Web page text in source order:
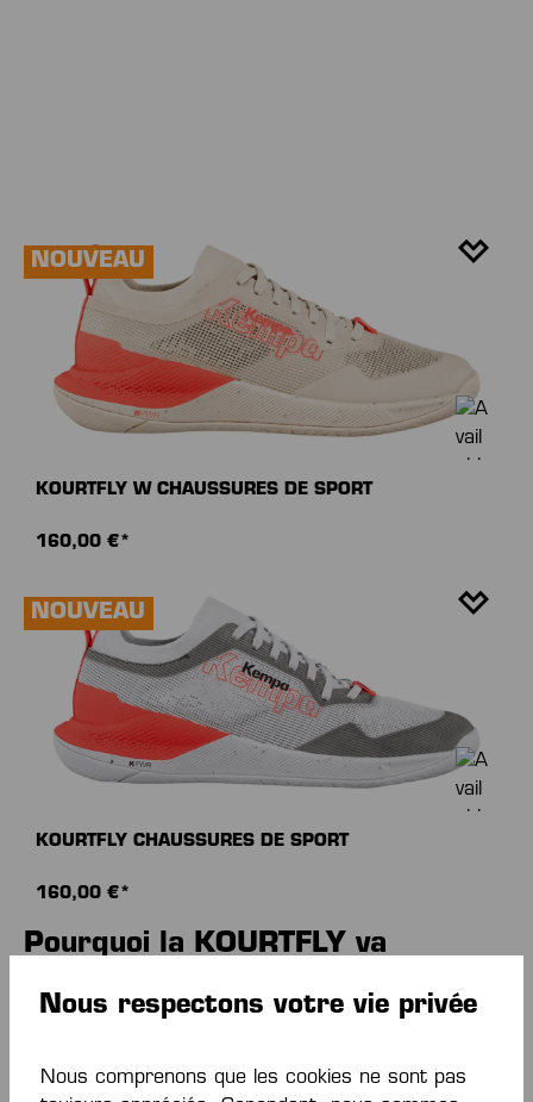
NOUVEAU
KOURTFLY W CHAUSSURES DE SPORT
160,00 €*
NOUVEAU
KOURTFLY CHAUSSURES DE SPORT
160,00 €*
Pourquoi la KOURTFLY va
changer ton jeu :
Michelin
, inspirées de la technologie du sport
automobile, tu restes littéralement collé au sol –
Nous respectons votre vie privée
Nous comprenons que les cookies ne sont pas